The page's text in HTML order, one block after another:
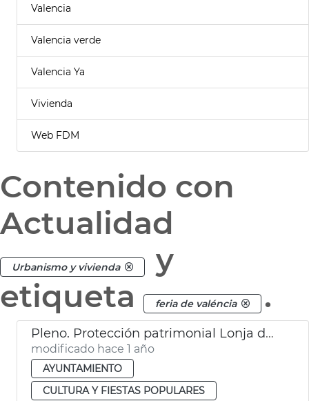
Valencia
Valencia verde
Valencia Ya
Vivienda
Web FDM
Contenido con
Actualidad
Urbanismo y vivienda
y
etiqueta
feria de valéncia .
Pleno. Protección patrimonial Lonja de Feria València y refugios antiaéreos de València
modificado hace 1 año
AYUNTAMIENTO
CULTURA Y FIESTAS POPULARES